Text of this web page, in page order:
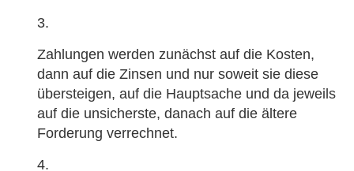
Zahlungen werden zunächst auf die Kosten,
dann auf die Zinsen und nur soweit sie diese
übersteigen, auf die Hauptsache und da jeweils
auf die unsicherste, danach auf die ältere
Forderung verrechnet.